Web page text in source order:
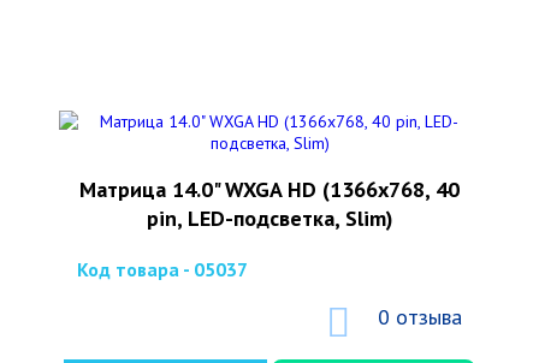
Матрица 14.0" WXGA HD (1366x768, 40
pin, LED-подсветка, Slim)
Код товара - 05037
0 отзыва